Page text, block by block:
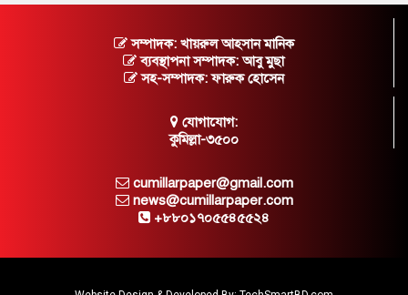
সম্পাদক: খায়রুল আহসান মানিক
ব্যবস্থাপনা সম্পাদক: আবু মুছা
সহ-সম্পাদক: ফারুক হোসেন
যোগাযোগ:
কুমিল্লা-৩৫০০
cumillarpaper@gmail.com
news@cumillarpaper.com
+৮৮০১৭০৫৫৪৫৫২৪